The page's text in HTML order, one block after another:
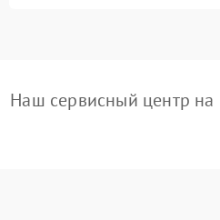
Наш сервисный центр